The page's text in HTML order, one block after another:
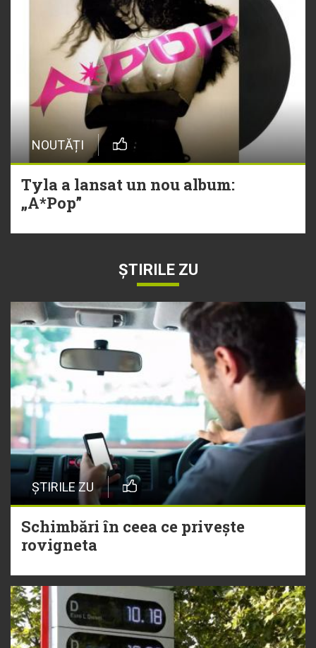
NOUTĂȚI
Tyla a lansat un nou album:
„A*Pop”
ȘTIRILE ZU
ȘTIRILE ZU
Schimbări în ceea ce privește
rovigneta